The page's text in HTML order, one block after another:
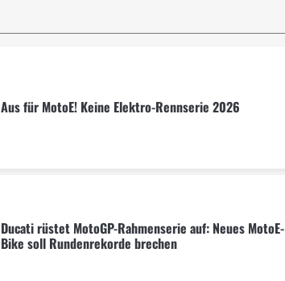
Aus für MotoE! Keine Elektro-Rennserie 2026
Ducati rüstet MotoGP-Rahmenserie auf: Neues MotoE-
Bike soll Rundenrekorde brechen